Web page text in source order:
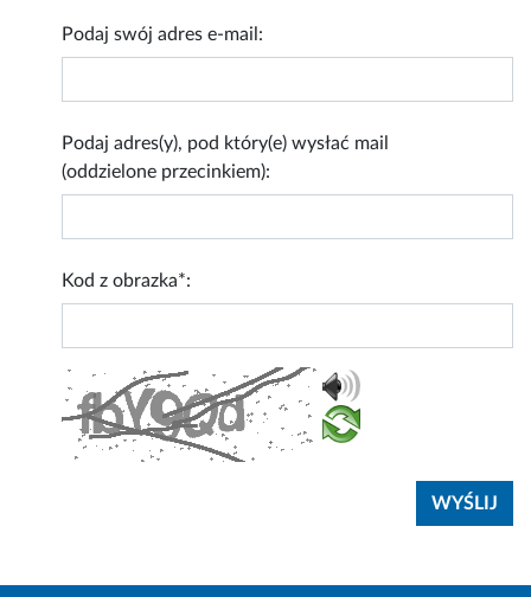
Podaj swój adres e-mail:
Podaj adres(y), pod który(e) wysłać mail
(oddzielone przecinkiem):
Kod z obrazka*: